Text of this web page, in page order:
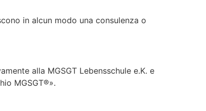
in alcun modo una consulenza o
alla MGSGT Lebensschule e.K. e
MGSGT®».